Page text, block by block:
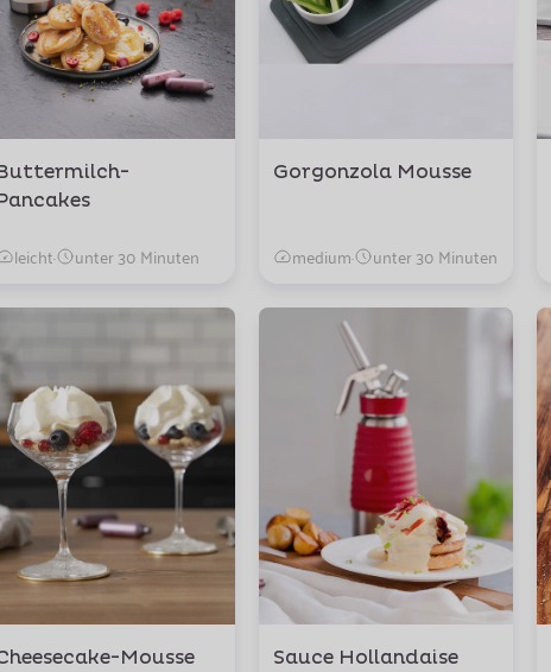
leicht· unter 30 Minuten
Gorgonzola Mousse
medium· unter 30 Minuten
Mousse Sauce Hollandaise